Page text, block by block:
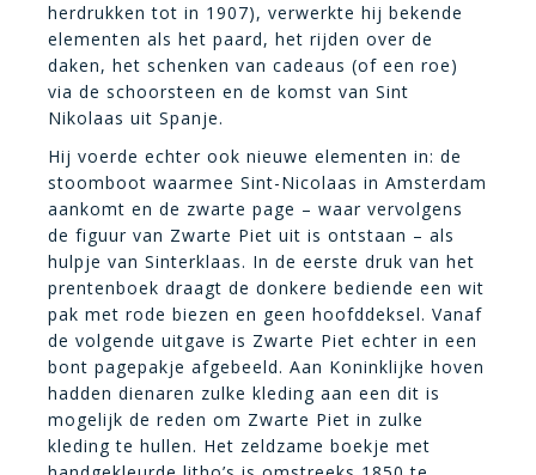
herdrukken tot in 1907), verwerkte hij bekende
elementen als het paard, het rijden over de
daken, het schenken van cadeaus (of een roe)
via de schoorsteen en de komst van Sint
Nikolaas uit Spanje.
Hij voerde echter ook nieuwe elementen in: de
stoomboot waarmee Sint-Nicolaas in Amsterdam
aankomt en de zwarte page – waar vervolgens
de figuur van Zwarte Piet uit is ontstaan – als
hulpje van Sinterklaas. In de eerste druk van het
prentenboek draagt de donkere bediende een wit
pak met rode biezen en geen hoofddeksel. Vanaf
de volgende uitgave is Zwarte Piet echter in een
bont pagepakje afgebeeld. Aan Koninklijke hoven
hadden dienaren zulke kleding aan een dit is
mogelijk de reden om Zwarte Piet in zulke
kleding te hullen. Het zeldzame boekje met